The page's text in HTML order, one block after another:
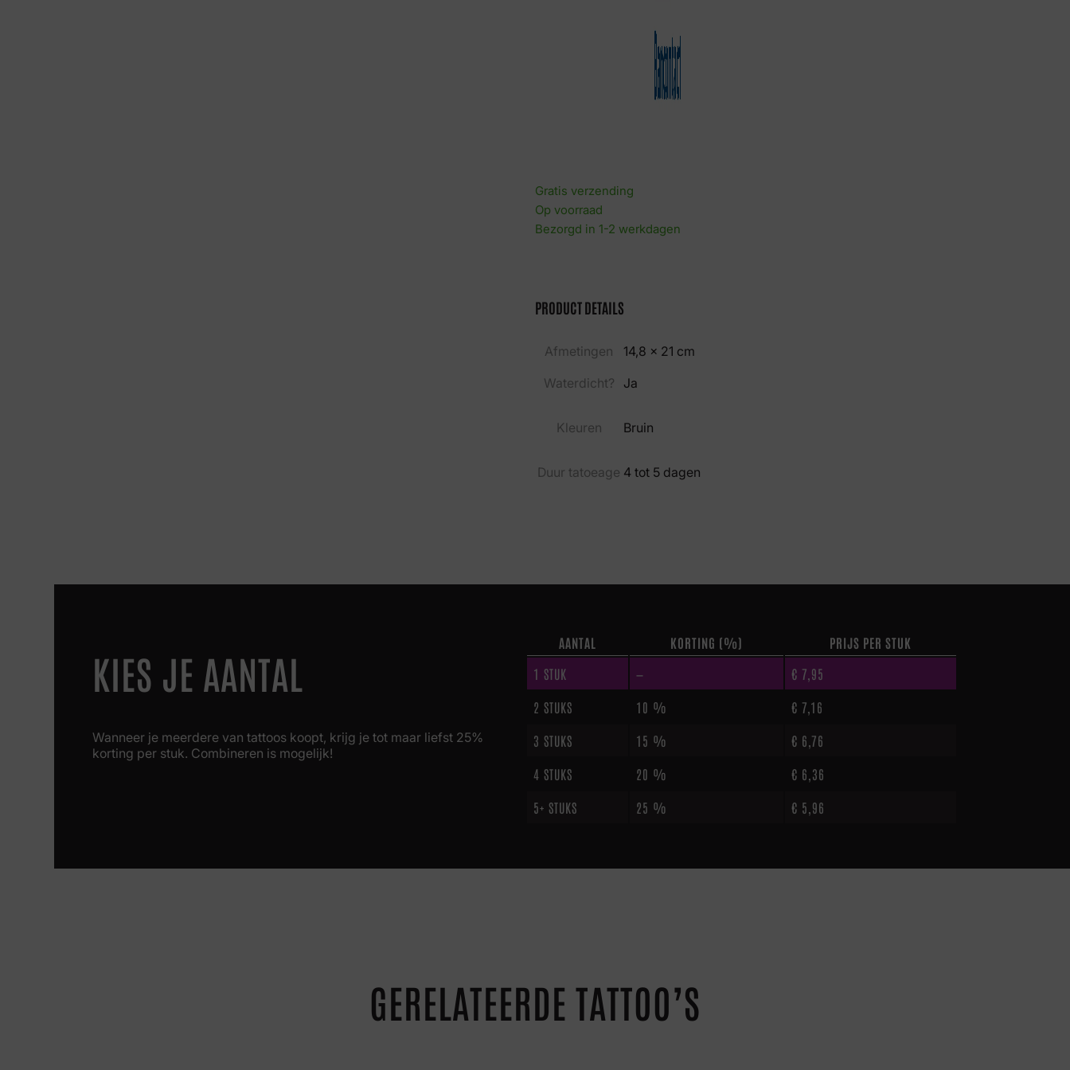
Gratis verzending
Op voorraad
Bezorgd in 1-2 werkdagen
PRODUCT DETAILS
Afmetingen
14,8 × 21 cm
Waterdicht?
Ja
Kleuren Bruin
Duur tatoeage 4 tot 5 dagen
KIES JE AANTAL
Wanneer je meerdere van tattoos koopt, krijg je tot maar liefst 25%
korting per stuk. Combineren is mogelijk!
AANTAL KORTING (%)
PRIJS PER STUK
1 STUK — € 7,95
2 STUKS 10 % € 7,16
3 STUKS 15 % € 6,76
4 STUKS 20 % € 6,36
5+ STUKS 25 % € 5,96
GERELATEERDE TATTOO’S